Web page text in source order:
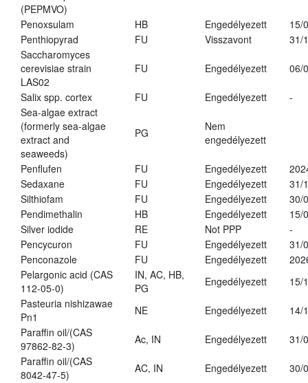
(PEPMVO)
Penoxsulam HB Engedélyezett
15/
Penthiopyrad
FU Visszavont
31/
Saccharomyces
cerevisiae strain
LAS02
FU Engedélyezett 06/
Salix spp. cortex FU Engedélyezett
-
Sea-algae extract
(formerly sea-algae
extract and
seaweeds)
PG
Nem
engedélyezett
Penflufen FU Engedélyezett
Sedaxane
FU Engedélyezett
31/
Silthiofam
FU Engedélyezett
30/
Pendimethalin
HB Engedélyezett
15/
Silver iodide
RE Not PPP
-
Pencycuron
FU Engedélyezett
31/
Penconazole
FU Engedélyezett
Pelargonic acid (CAS
112-05-0)
IN, AC, HB,
PG
Engedélyezett
15/
Pasteuria nishizawae
Pn1
NE Engedélyezett
14/
Paraffin oil/(CAS
97862-82-3)
Ac, IN Engedélyezett
31/
Paraffin oil/(CAS
8042-47-5)
AC, IN Engedélyezett 30/